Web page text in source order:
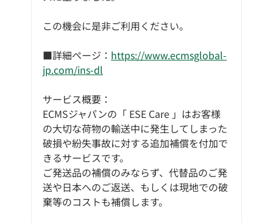
この機会に是非ご利用ください。
■詳細ページ​： https://www.ecmsglobal-
jp.com/ins-dl
サービス概要：
ECMSジャパンの「 ESE Care 」はお客様
の大切な荷物の輸送中に発生してしまった
破損や紛失事故に対する追加補償を付加で
きるサービスです。
ご発送品の補償のみならず、代替品のご発
送や日本へのご返送、もしくは現地での破
棄等のコストも補償します。